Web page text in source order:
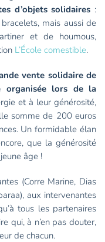
d’objets solidaires :
mais aussi de
et de houmous,
L’École comestible.
vente solidaire de
organisée lors de la
et à leur générosité,
somme de 200 euros
Un formidable élan
que la générosité
âge !
(Corre Marine, Dias
aux intervenantes
tous les partenaires
qui, à n’en pas douter,
de chacun.